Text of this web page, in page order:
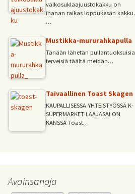
valkosuklaajuustokakku on
ihanan raikas loppukesän kakku.
…
Mustikka-mururahkapulla
Tänään lähetän pullantuoksuisia
terveisiä täältä meidän…
Taivaallinen Toast Skagen
KAUPALLISESSA YHTEISTYÖSSÄ K-
SUPERMARKET LAAJASALON
KANSSA Toast…
Avainsanoja